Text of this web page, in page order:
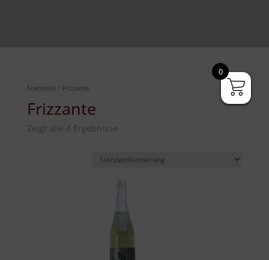
Startseite / Frizzante
Frizzante
Zeigt alle 4 Ergebnisse
0